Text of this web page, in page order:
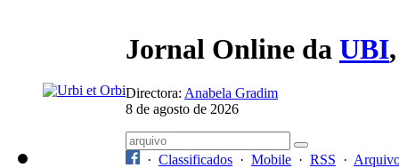
Jornal Online da UBI
Directora: Anabela Gradim
8 de agosto de 2026
· Classificados · Mobile · RSS ·